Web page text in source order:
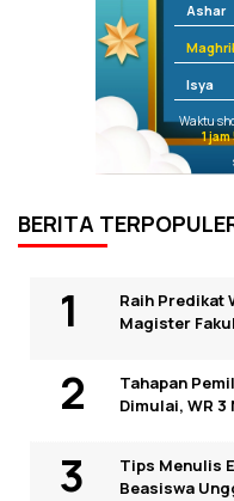
Ashar
Isya
Waktu
1
BERITA
Raih Predikat
Magister
Tahapan
Dimulai, WR 3
Tips Menulis
Beasiswa